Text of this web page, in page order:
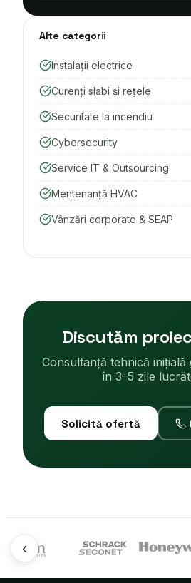
Alte categorii
Instalații electrice
Curenți slabi și rețele
Securitate la incendiu
Cybersecurity
Service IT & Outsourcing
Mentenanță HVAC
Vânzări corporate & SEAP
Discutăm
Consultanță tehnică
în 3–5 zile
Solicită ofertă
‹